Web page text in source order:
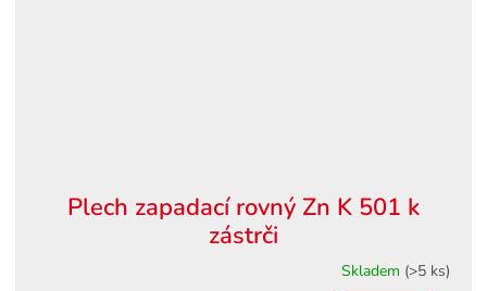
Plech zapadací rovný Zn K 501 k
zástrči
Skladem (>5 ks)